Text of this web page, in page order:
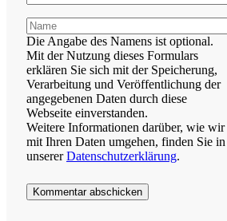
Name
Die Angabe des Namens ist optional.
Mit der Nutzung dieses Formulars
erklären Sie sich mit der Speicherung,
Verarbeitung und Veröffentlichung der
angegebenen Daten durch diese
Webseite einverstanden.
Weitere Informationen darüber, wie wir
mit Ihren Daten umgehen, finden Sie in
unsererDatenschutzerklärung.